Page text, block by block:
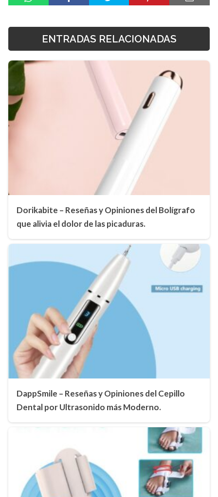
ENTRADAS RELACIONADAS
Dorikabite – Reseñas y Opiniones del Bolígrafo
que alivia el dolor de las picaduras.
DappSmile – Reseñas y Opiniones del Cepillo
Dental por Ultrasonido más Moderno.